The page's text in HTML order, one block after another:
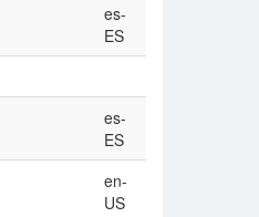
es-
ES
es-
ES
en-
US